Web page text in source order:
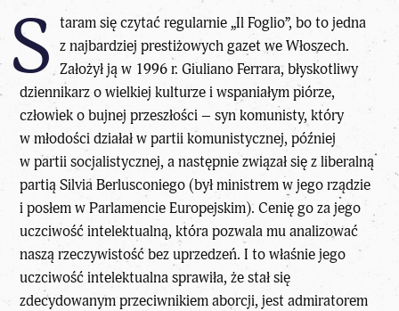
S taram się czytać regularnie „Il Foglio”, bo to jedna
z najbardziej prestiżowych gazet we Włoszech.
Założył ją w 1996 r. Giuliano Ferrara, błyskotliwy
dziennikarz o wielkiej kulturze i wspaniałym piórze,
człowiek o bujnej przeszłości – syn komunisty, który
w młodości działał w partii komunistycznej, później
w partii socjalistycznej, a następnie związał się z liberalną
partią Silvia Berlusconiego (był ministrem w jego rządzie
i posłem w Parlamencie Europejskim). Cenię go za jego
uczciwość intelektualną, która pozwala mu analizować
naszą rzeczywistość bez uprzedzeń. I to właśnie jego
uczciwość intelektualna sprawiła, że stał się
zdecydowanym przeciwnikiem aborcji, jest admiratorem